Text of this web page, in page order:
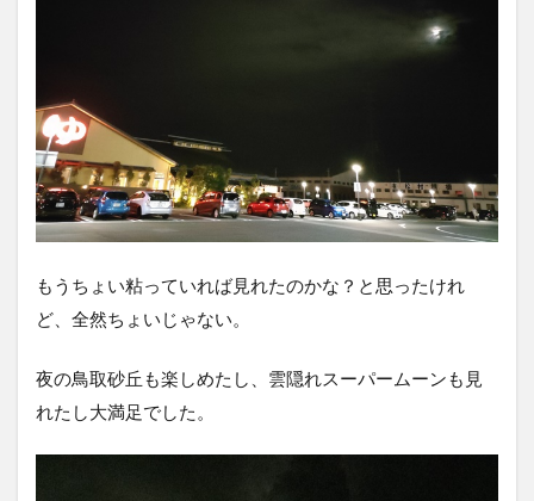
もうちょい粘っていれば見れたのかな？と思ったけれ
ど、全然ちょいじゃない。
夜の鳥取砂丘も楽しめたし、雲隠れスーパームーンも見
れたし大満足でした。